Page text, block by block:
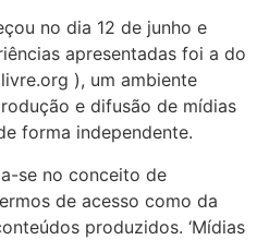
no dia 12 de junho e
apresentadas foi a do
), um ambiente
e difusão de mídias
forma independente.
se no conceito de
de acesso como da
produzidos. ‘Mídias